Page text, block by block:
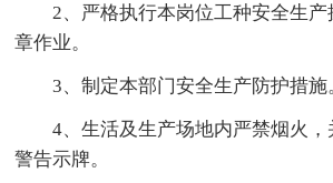
2、严格执行本岗位工种安全生
章作业。
3、制定本部门安全生产防护措施
4、生活及生产场地内严禁烟火
警告示牌。